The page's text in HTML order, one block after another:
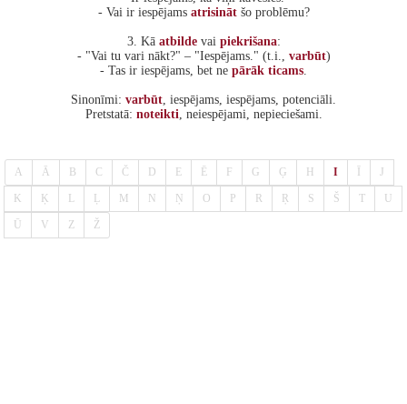
- Vai ir iespējams atrisinātšo problēmu?
3. Kā atbildevai piekrišana:
- "Vai tu vari nākt?" – "Iespējams." (t.i., varbūt)
- Tas ir iespējams, bet ne pārāk ticams.
Sinonīmi: varbūt, iespējams, iespējams, potenciāli.
Pretstatā: noteikti, neiespējami, nepieciešami.
A Ā B C Č D E Ē F G Ģ H I J
K Ķ L Ļ M N Ņ O P R Ŗ S Š T U
Ū V Z Ž